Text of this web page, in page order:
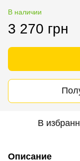
В наличии
3 270 грн
В
Описание